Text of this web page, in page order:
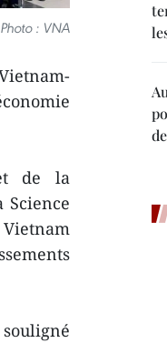
: VNA
de la